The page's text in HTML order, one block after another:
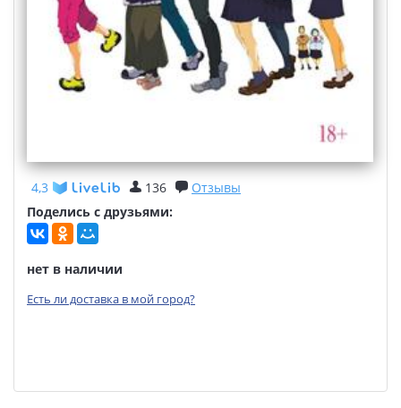
4,3 136
Отзывы
Поделись с друзьями:
нет в наличии
Есть ли доставка в мой город?